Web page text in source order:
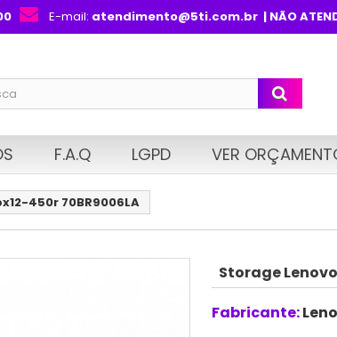
E-mail: atendimento@5ti.com.br| NÃO
F.A.Q LGPD VER
450r 70BR9006LA
Storage
Fabricante: